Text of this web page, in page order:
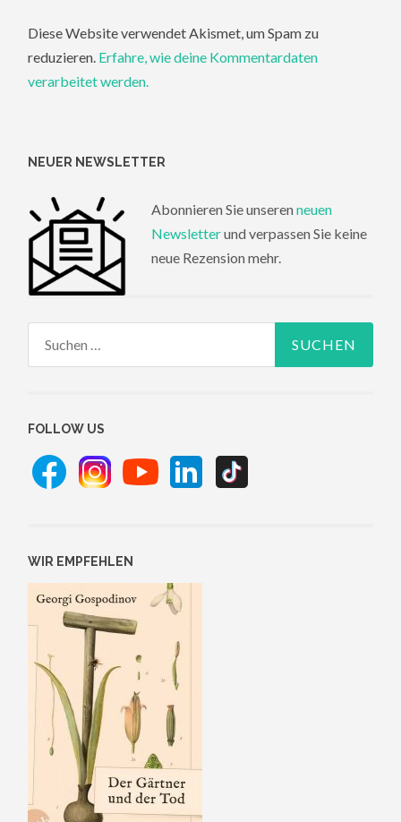
Diese Website verwendet Akismet, um Spam zu
reduzieren. Erfahre, wie deine Kommentardaten
verarbeitet werden.
NEUER NEWSLETTER
Abonnieren Sie unseren neuen
Newsletterund verpassen Sie keine
neue Rezension mehr.
FOLLOW US
WIR EMPFEHLEN